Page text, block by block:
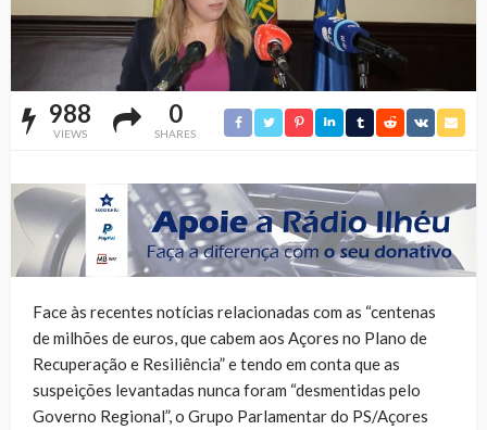
988
VIEWS
0
SHARES
Face às recentes notícias relacionadas com as “centenas
de milhões de euros, que cabem aos Açores no Plano de
Recuperação e Resiliência” e tendo em conta que as
suspeições levantadas nunca foram “desmentidas pelo
Governo Regional”, o Grupo Parlamentar do PS/Açores